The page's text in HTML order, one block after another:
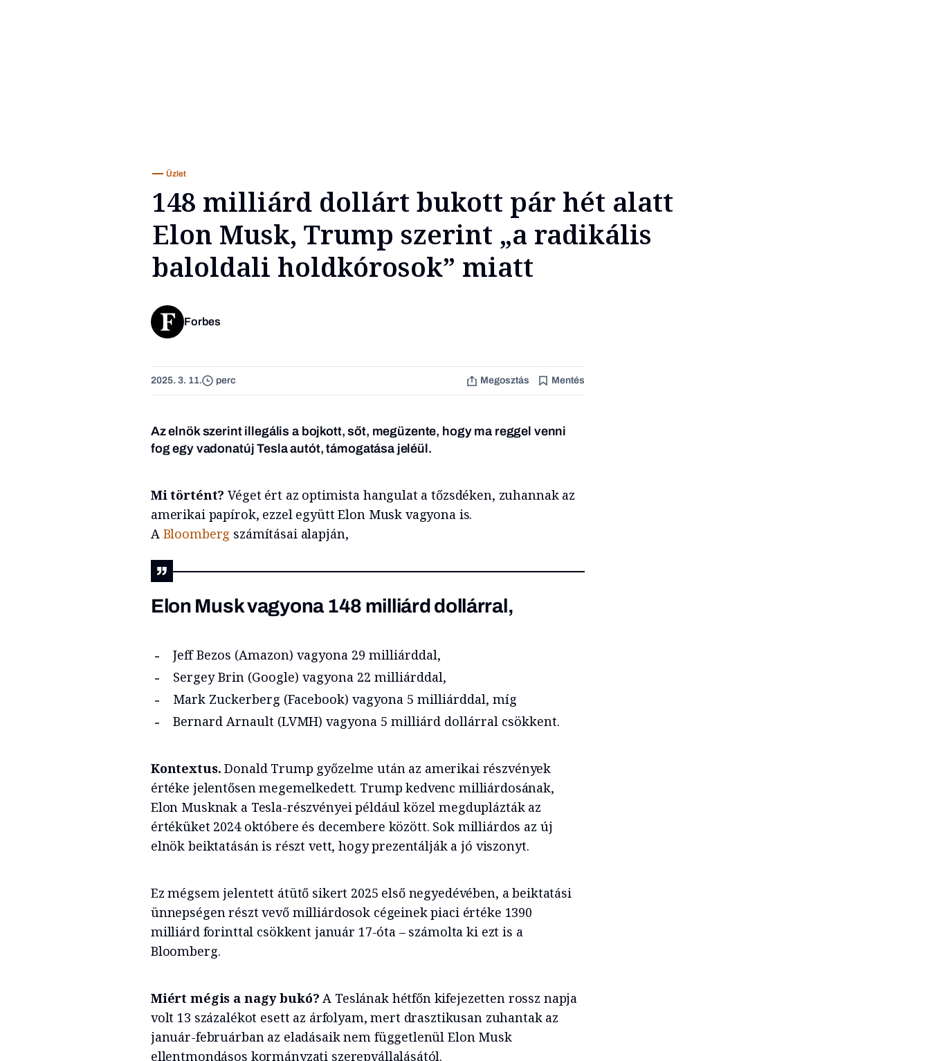
Üzlet
148 milliárd dollárt bukott pár hét alatt
Elon Musk, Trump szerint „a radikális
baloldali holdkórosok” miatt
Forbes
2025. 3. 11. perc Megosztás Mentés
Az elnök szerint illegális a bojkott, sőt, megüzente, hogy ma reggel venni
fog egy vadonatúj Tesla autót, támogatása jeléül.
Mi történt? Véget ért az optimista hangulat a tőzsdéken, zuhannak az
amerikai papírok, ezzel együtt Elon Musk vagyona is.
A Bloomberg számításai alapján,
Elon Musk vagyona 148 milliárd dollárral,
Jeff Bezos (Amazon) vagyona 29 milliárddal,
Sergey Brin (Google) vagyona 22 milliárddal,
Mark Zuckerberg (Facebook) vagyona 5 milliárddal, míg
Bernard Arnault (LVMH) vagyona 5 milliárd dollárral csökkent.
Kontextus. Donald Trump győzelme után az amerikai részvények
értéke jelentősen megemelkedett. Trump kedvenc milliárdosának,
Elon Musknak a Tesla-részvényei például közel megduplázták az
értéküket 2024 októbere és decembere között. Sok milliárdos az új
elnök beiktatásán is részt vett, hogy prezentálják a jó viszonyt.
Ez mégsem jelentett átütő sikert 2025 első negyedévében, a beiktatási
ünnepségen részt vevő milliárdosok cégeinek piaci értéke 1390
milliárd forinttal csökkent január 17-óta – számolta ki ezt is a
Bloomberg.
Miért mégis a nagy bukó? A Teslának hétfőn kifejezetten rossz napja
volt 13 százalékot esett az árfolyam, mert drasztikusan zuhantak az
január-februárban az eladásaik nem függetlenül Elon Musk
ellentmondásos kormányzati szerepvállalásától.